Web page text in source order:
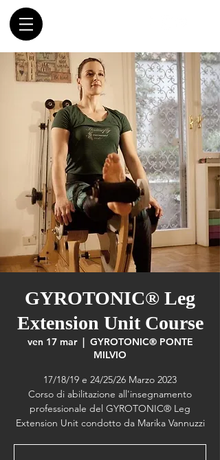
GYROTONIC® Leg
Extension Unit Course
ven 17 mar
  |
GYROTONIC® PONTE
MILVIO
17/18/19 e 24/25/26 Marzo 2023
Corso di abilitazione all'insegnamento
professionale del GYROTONIC® Leg
Extension Unit condotto da Marika Vannuzzi